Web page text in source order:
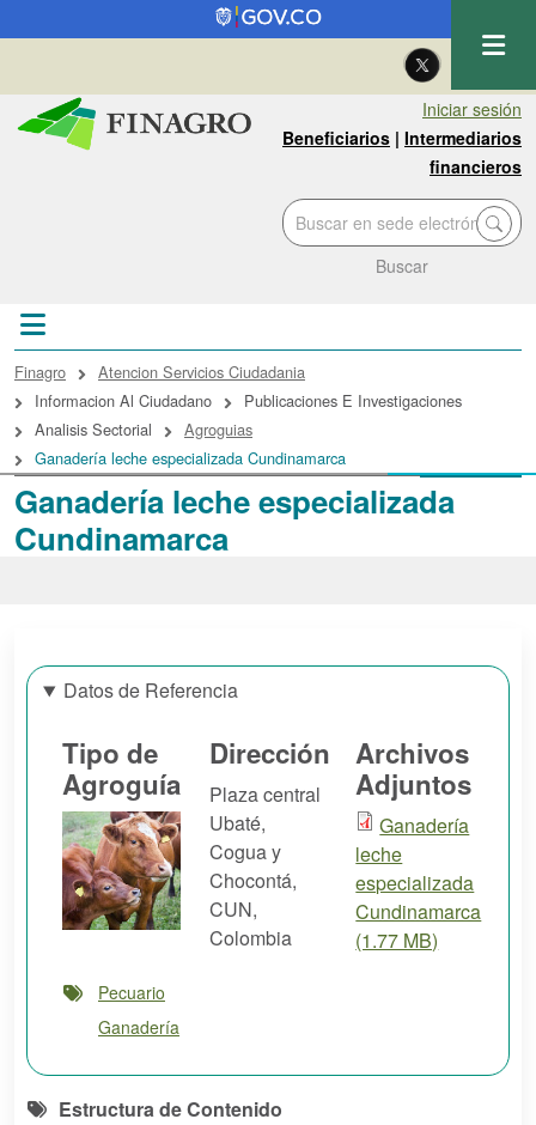
Pasar al contenido principal
| Eng
Iniciar sesión
Beneficiarios | Intermediarios
financieros
Buscar
Ganadería leche especializada
Cundinamarca
enlaces de ayuda a la
Finagro
Atencion Servicios Ciudadania
Informacion Al Ciudadano
Publicaciones E Investigaciones
Analisis Sectorial
Agroguias
Ganadería leche especializada Cundinamarca
Datos de Referencia
Tipo de
Agroguía
Pecuario
Ganadería
Dirección
Plaza central
Ubaté,
Cogua y
Chocontá,
CUN,
Colombia
Archivos
Adjuntos
Ganadería
leche
especializada
Cundinamarca
(1.77 MB)
Estructura de Contenido